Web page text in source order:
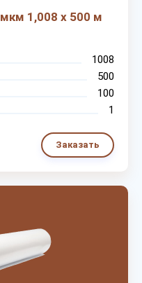
1,008 х 500 м
1008
500
100
1
Заказать